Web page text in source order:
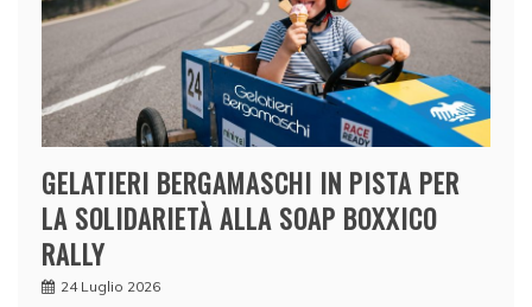
GELATIERI BERGAMASCHI IN PISTA PER
LA SOLIDARIETÀ ALLA SOAP BOXXICO
RALLY
24 Luglio 2026